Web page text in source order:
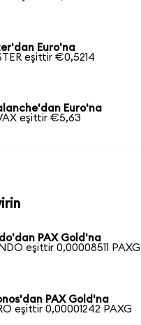
Euro'na
eşittir €0,5214
Euro'na
eşittir €5,63
PAX Gold'na
eşittir 0,00008511 PAXG
PAX Gold'na
eşittir 0,00001242 PAXG